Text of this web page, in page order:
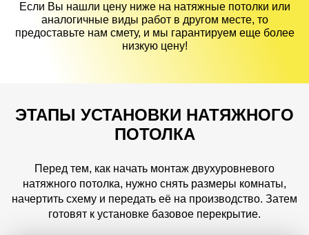
Если Вы нашли цену ниже на натяжные потолки или
аналогичные виды работ в другом месте, то
предоставьте нам смету, и мы гарантируем еще более
низкую цену!
ЭТАПЫ УСТАНОВКИ НАТЯЖНОГО
ПОТОЛКА
Перед тем, как начать монтаж двухуровневого
натяжного потолка, нужно снять размеры комнаты,
начертить схему и передать её на производство. Затем
готовят к установке базовое перекрытие.